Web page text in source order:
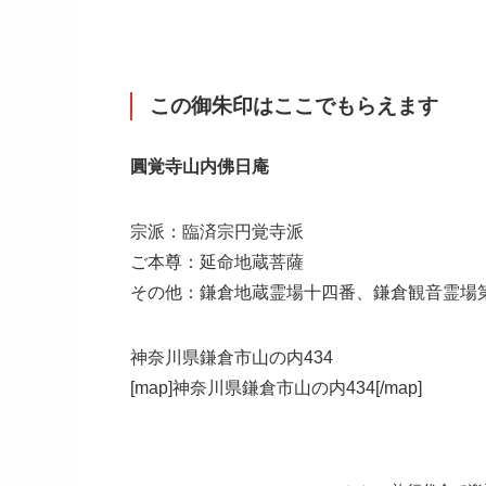
この御朱印はここでもらえます
圓覚寺山内佛日庵
宗派：臨済宗円覚寺派
ご本尊：延命地蔵菩薩
その他：鎌倉地蔵霊場十四番、鎌倉観音霊場
神奈川県鎌倉市山の内434
[map]神奈川県鎌倉市山の内434[/map]